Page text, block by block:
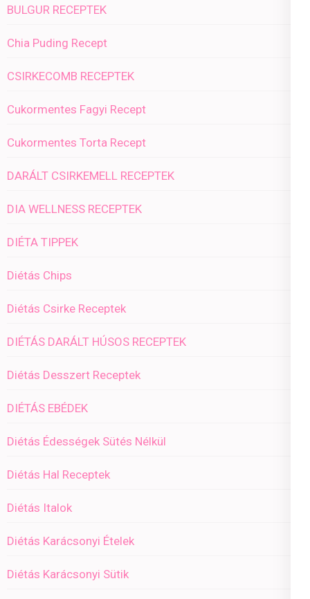
BULGUR RECEPTEK
Chia Puding Recept
CSIRKECOMB RECEPTEK
Cukormentes Fagyi Recept
Cukormentes Torta Recept
DARÁLT CSIRKEMELL RECEPTEK
DIA WELLNESS RECEPTEK
DIÉTA TIPPEK
Diétás Chips
Diétás Csirke Receptek
DIÉTÁS DARÁLT HÚSOS RECEPTEK
Diétás Desszert Receptek
DIÉTÁS EBÉDEK
Diétás Édességek Sütés Nélkül
Diétás Hal Receptek
Diétás Italok
Diétás Karácsonyi Ételek
Diétás Karácsonyi Sütik